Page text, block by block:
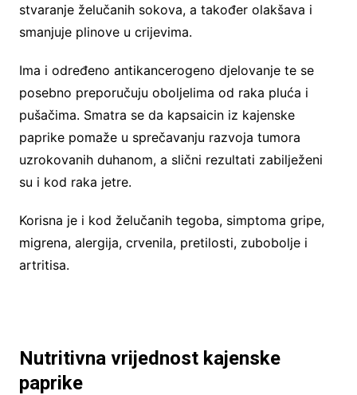
stvaranje želučanih sokova, a također olakšava i
smanjuje plinove u crijevima.
Ima i određeno antikancerogeno djelovanje te se
posebno preporučuju oboljelima od raka pluća i
pušačima. Smatra se da kapsaicin iz kajenske
paprike pomaže u sprečavanju razvoja tumora
uzrokovanih duhanom, a slični rezultati zabilježeni
su i kod raka jetre.
Korisna je i kod želučanih tegoba, simptoma gripe,
migrena, alergija, crvenila, pretilosti, zubobolje i
artritisa.
Nutritivna vrijednost kajenske
paprike